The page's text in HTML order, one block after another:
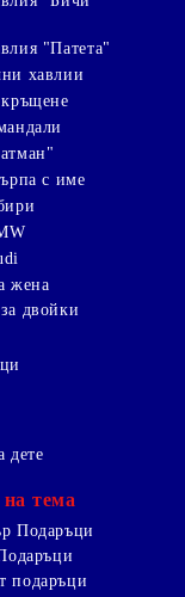
"Патета"
хавлии
с име
жена
двойки
дете
тема
Подаръци
подаръци